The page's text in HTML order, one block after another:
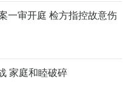
一审开庭 检方指控故意伤
家庭和睦破碎